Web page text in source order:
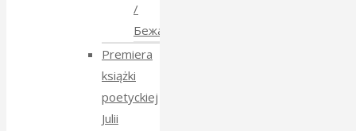
/
Бежанства
Premiera
książki
poetyckiej
Julii